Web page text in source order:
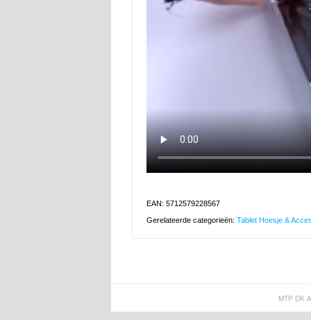
EAN: 5712579228567
Gerelateerde categorieën: Tablet Hoesje &
MTP DK